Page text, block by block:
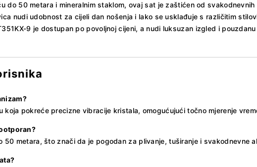
do 50 metara i mineralnim staklom, ovaj sat je zaštićen od
nudi udobnost za cijeli dan nošenja i lako se usklađuje s različitim
9 je dostupan po povoljnoj cijeni, a nudi luksuzan izgled i
koja pokreće precizne vibracije kristala, omogućujući točno mjerenje
50 metara, što znači da je pogodan za plivanje, tuširanje i svakodnevne